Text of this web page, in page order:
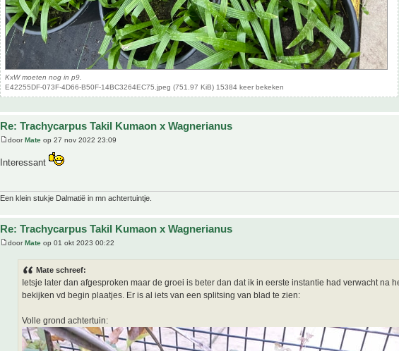
KxW moeten nog in p9.
E42255DF-073F-4D66-B50F-14BC3264EC75.jpeg (751.97 KiB) 15384 keer bekeken
Re: Trachycarpus Takil Kumaon x Wagnerianus
doorMate op 27 nov 2022 23:09
Interessant
Een klein stukje Dalmatië in mn achtertuintje.
Re: Trachycarpus Takil Kumaon x Wagnerianus
doorMate op 01 okt 2023 00:22
Mate schreef:
Ietsje later dan afgesproken maar de groei is beter dan dat ik in eerste instantie had verwacht na
bekijken vd begin plaatjes. Er is al iets van een splitsing van blad te zien:
Volle grond achtertuin: